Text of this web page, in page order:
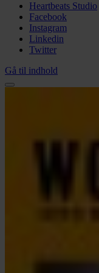
Heartbeats Studio
Facebook
Instagram
Linkedin
Twitter
Gå til indhold